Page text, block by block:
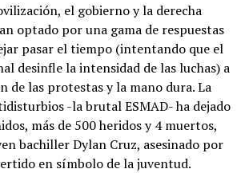
el gobierno y la derecha
optado por una gama de respuestas
pasar el tiempo (intentando que el
desinfle la intensidad de las luchas) a
de las protestas y la mano dura. La
-la brutal ESMAD- ha dejado
más de 500 heridos y 4 muertos,
bachiller Dylan Cruz, asesinado por
en símbolo de la juventud.